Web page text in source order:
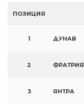
ПОЗИЦИЯ
1 ДУНАВ
2 ФРАТРИЯ
3 ЯНТРА